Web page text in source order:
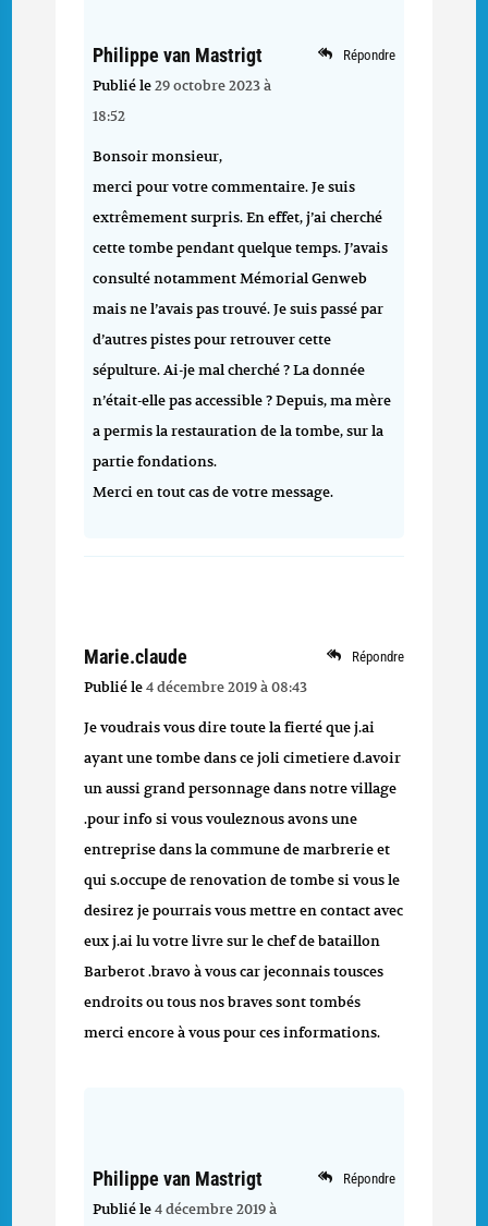
Philippe van Mastrigt
Publié le29 octobre 2023 à
18:52
Répondre
Bonsoir monsieur,
merci pour votre commentaire. Je suis
extrêmement surpris. En effet, j’ai cherché
cette tombe pendant quelque temps. J’avais
consulté notamment Mémorial Genweb
mais ne l’avais pas trouvé. Je suis passé par
d’autres pistes pour retrouver cette
sépulture. Ai-je mal cherché ? La donnée
n’était-elle pas accessible ? Depuis, ma mère
a permis la restauration de la tombe, sur la
partie fondations.
Merci en tout cas de votre message.
Marie.claude
Publié le4 décembre 2019 à 08:43
Répondre
Je voudrais vous dire toute la fierté que j.ai
ayant une tombe dans ce joli cimetiere d.avoir
un aussi grand personnage dans notre village
.pour info si vous vouleznous avons une
entreprise dans la commune de marbrerie et
qui s.occupe de renovation de tombe si vous le
desirez je pourrais vous mettre en contact avec
eux j.ai lu votre livre sur le chef de bataillon
Barberot .bravo à vous car jeconnais tousces
endroits ou tous nos braves sont tombés
merci encore à vous pour ces informations.
Philippe van Mastrigt
Publié le4 décembre 2019 à
Répondre